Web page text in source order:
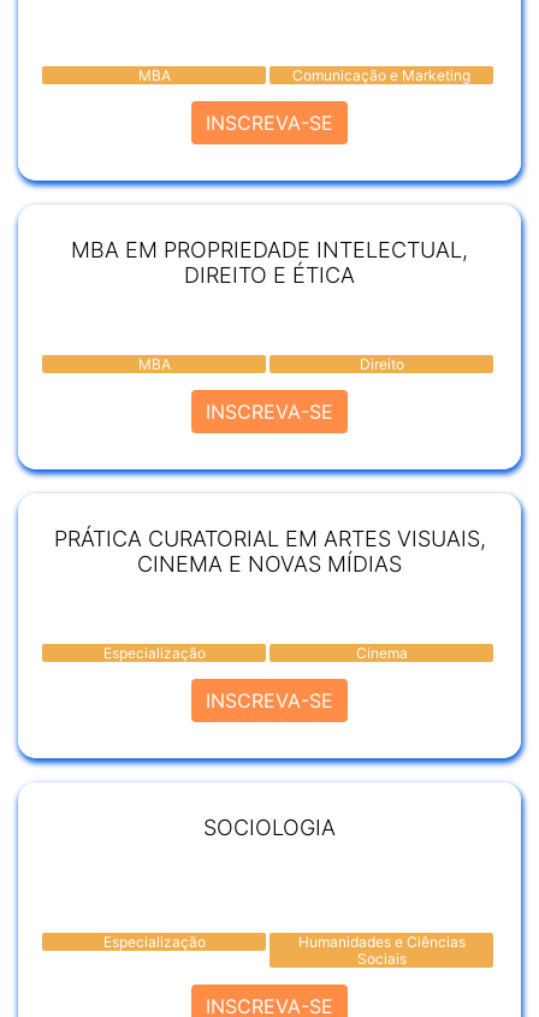
MBA Comunicação e Marketing
INSCREVA-SE
MBA EM PROPRIEDADE INTELECTUAL,
DIREITO E ÉTICA
MBA Direito
INSCREVA-SE
PRÁTICA CURATORIAL EM ARTES VISUAIS,
CINEMA E NOVAS MÍDIAS
Especialização Cinema
INSCREVA-SE
SOCIOLOGIA
Especialização
Humanidades e Ciências
Sociais
INSCREVA-SE